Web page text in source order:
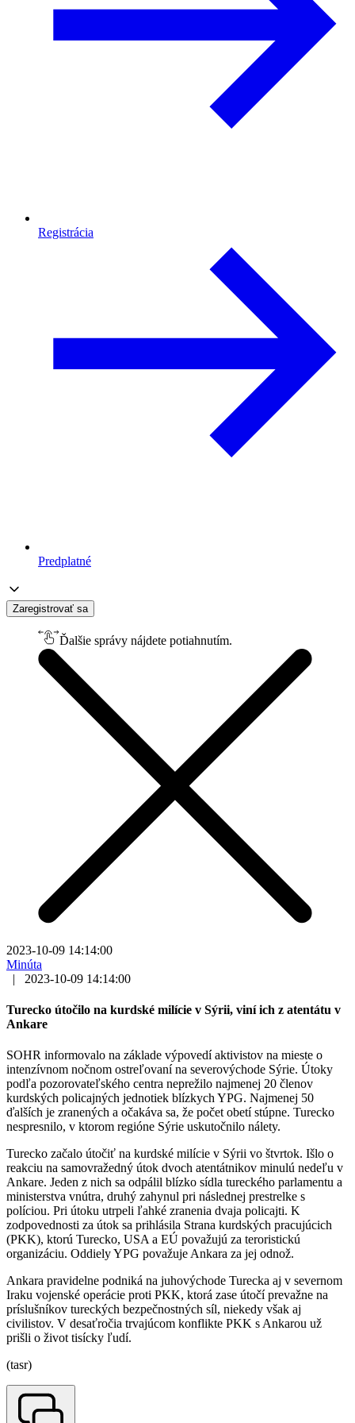
Registrácia
Predplatné
Zaregistrovať sa
Ďalšie správy nájdete potiahnutím.
2023-10-09 14:14:00
Minúta
|
2023-10-09 14:14:00
Turecko útočilo na kurdské milície v Sýrii, viní ich z atentátu v
Ankare
SOHR informovalo na základe výpovedí aktivistov na mieste o
intenzívnom nočnom ostreľovaní na severovýchode Sýrie. Útoky
podľa pozorovateľského centra neprežilo najmenej 20 členov
kurdských policajných jednotiek blízkych YPG. Najmenej 50
ďalších je zranených a očakáva sa, že počet obetí stúpne. Turecko
nespresnilo, v ktorom regióne Sýrie uskutočnilo nálety.
Turecko začalo útočiť na kurdské milície v Sýrii vo štvrtok. Išlo o
reakciu na samovražedný útok dvoch atentátnikov minulú nedeľu v
Ankare. Jeden z nich sa odpálil blízko sídla tureckého parlamentu a
ministerstva vnútra, druhý zahynul pri následnej prestrelke s
políciou. Pri útoku utrpeli ľahké zranenia dvaja policajti. K
zodpovednosti za útok sa prihlásila Strana kurdských pracujúcich
(PKK), ktorú Turecko, USA a EÚ považujú za teroristickú
organizáciu. Oddiely YPG považuje Ankara za jej odnož.
Ankara pravidelne podniká na juhovýchode Turecka aj v severnom
Iraku vojenské operácie proti PKK, ktorá zase útočí prevažne na
príslušníkov tureckých bezpečnostných síl, niekedy však aj
civilistov. V desaťročia trvajúcom konflikte PKK s Ankarou už
prišli o život tisícky ľudí.
(tasr)